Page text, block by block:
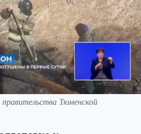
Тюменской